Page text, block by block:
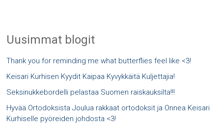
Uusimmat blogit
Thank you for reminding me what butterflies feel like <3!
Keisari Kurhisen Kyydit Kaipaa Kyvykkäitä Kuljettajia!
Seksinukkebordelli pelastaa Suomen raiskauksilta!!!
Hyvää Ortodoksista Joulua rakkaat ortodoksit ja Onnea Keisari
Kurhiselle pyöreiden johdosta <3!